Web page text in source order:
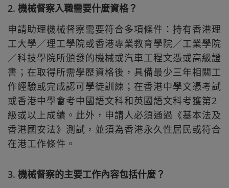
2. 機械督察入職需要什麼資格？
申請助理機械督察需要符合多項條件：持有香港理
工大學／理工學院或香港專業教育學院／工業學院
／科技學院所頒發的機械或汽車工程文憑或高級證
書；在取得所需學歷資格後，具備最少三年相關工
作經驗或完成認可學徒訓練；在香港中學文憑考試
或香港中學會考中國語文科和英國語文科考獲第2
級或以上成績。此外，申請人必須通過《基本法及
香港國安法》測試，並須為香港永久性居民或符合
在港工作條件。
3. 機械督察的主要工作內容包括什麼？